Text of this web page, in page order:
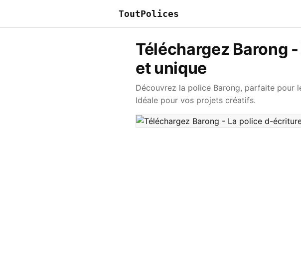
ToutPolices
Téléchargez Barong
et unique
Découvrez la police Barong, parfaite pour
Idéale pour vos projets créatifs.